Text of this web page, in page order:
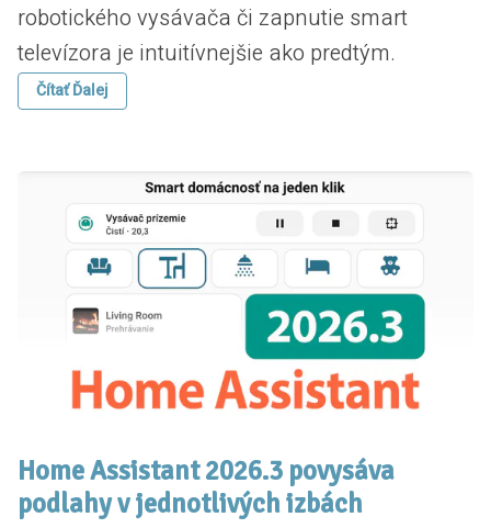
robotického vysávača či zapnutie smart
televízora je intuitívnejšie ako predtým.
Čítať Ďalej
Home Assistant 2026.3 povysáva
podlahy v jednotlivých izbách